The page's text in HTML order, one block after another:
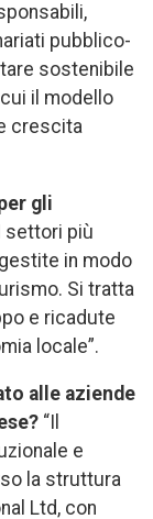
pubblico-
sostenibile
il modello
crescita
gli
settori più
in modo
Si tratta
e ricadute
locale”.
alle aziende
“Il
e
la struttura
Ltd, con